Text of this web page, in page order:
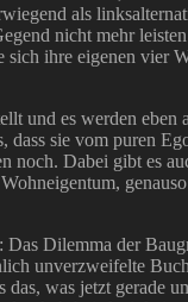
als
nicht mehr
ihre eigenen vier
es werden
sie vom puren
Dabei gibt es
Dilemma der
unverzweifelte
was jetzt gerade